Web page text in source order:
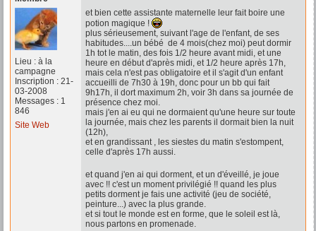
Lieu : à la
campagne
Inscription : 21-
03-2008
Messages : 1
846
Site Web
et bien cette assistante maternelle leur fait boire une
potion magique !
plus sérieusement, suivant l'age de l'enfant, de ses
habitudes....un bébé de 4 mois(chez moi) peut dormir
1h tot le matin, des fois 1/2 heure avant midi, et une
heure en début d'après midi, et 1/2 heure après 17h,
mais cela n'est pas obligatoire et il s'agit d'un enfant
accueilli de 7h30 à 19h, donc pour un bb qui fait
9h17h, il dort maximum 2h, voir 3h dans sa journée de
présence chez moi.
mais j'en ai eu qui ne dormaient qu'une heure sur toute
la journée, mais chez les parents il dormait bien la nuit
(12h),
et en grandissant , les siestes du matin s'estompent,
celle d'après 17h aussi.
et quand j'en ai qui dorment, et un d'éveillé, je joue
avec !! c'est un moment privilégié !! quand les plus
petits dorment je fais une activité (jeu de société,
peinture...) avec la plus grande.
et si tout le monde est en forme, que le soleil est là,
nous partons en promenade.